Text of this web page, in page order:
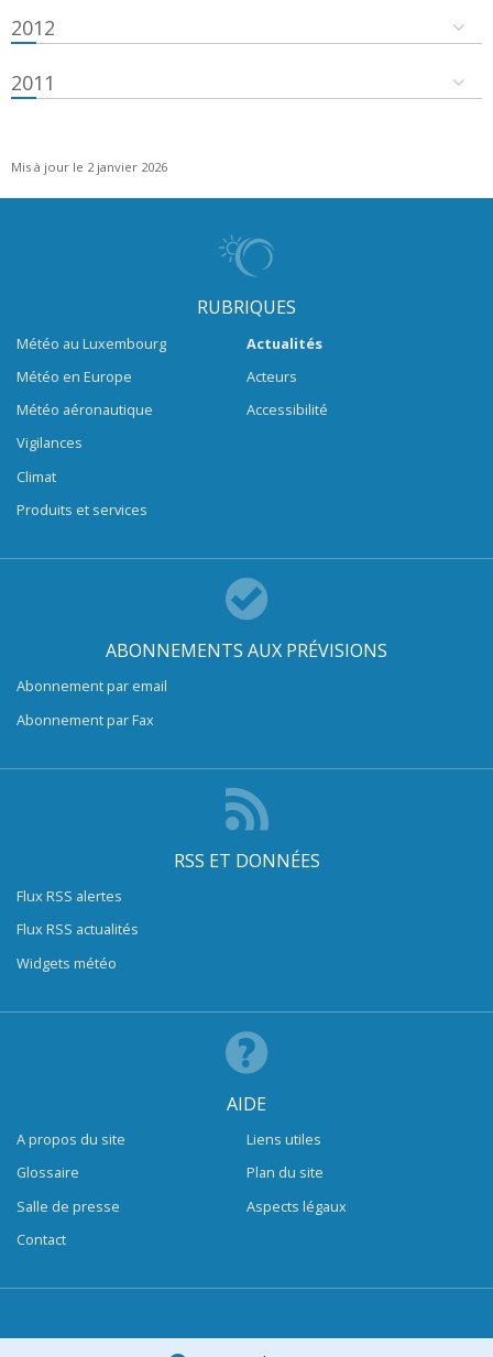
2012
2011
Mis à jour le 2 janvier 2026
RUBRIQUES
Météo au Luxembourg
Météo en Europe
Météo aéronautique
Vigilances
Climat
Produits et services
Actualités
Acteurs
Accessibilité
ABONNEMENTS AUX PRÉVISIONS
Abonnement par email
Abonnement par Fax
RSS ET DONNÉES
Flux RSS alertes
Flux RSS actualités
Widgets météo
AIDE
A propos du site
Glossaire
Salle de presse
Contact
Liens utiles
Plan du site
Aspects légaux